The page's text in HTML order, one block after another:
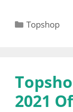
Categorías
Topshop
2021